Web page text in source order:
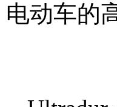
电动车的